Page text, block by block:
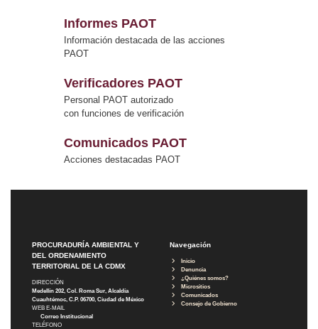
Informes PAOT
Información destacada de las acciones
PAOT
Verificadores PAOT
Personal PAOT autorizado
con funciones de verificación
Comunicados PAOT
Acciones destacadas PAOT
PROCURADURÍA AMBIENTAL Y
DEL ORDENAMIENTO
TERRITORIAL DE LA CDMX
DIRECCIÓN
Medellín 202, Col. Roma Sur, Alcaldía
Cuauhtémoc, C.P. 06700, Ciudad de México
WEB E-MAIL
Correo Institucional
TELÉFONO
Navegación
Inicio
Denuncia
¿Quiénes somos?
Micrositios
Comunicados
Consejo de Gobierno